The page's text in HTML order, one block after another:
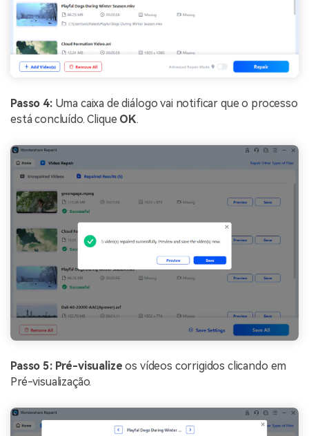
Passo 4:Uma caixa de diálogo vai notificar que o processo
está concluído. Clique OK.
Passo 5: Pré-visualize os vídeos corrigidos clicando em
Pré-visualização.